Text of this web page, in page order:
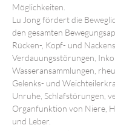
Möglichkeiten.
Lu Jong fördert die
den gesamten
Rücken-, Kopf- und
Verdauungsstörungen,
Wasseransammlungen,
Gelenks- und
Unruhe, Schlafstörungen,
Organfunktion von Niere,
und Leber.